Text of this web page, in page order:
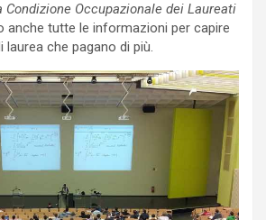
Condizione Occupazionale dei Laureati
anche tutte le informazioni per capire
che pagano di più.